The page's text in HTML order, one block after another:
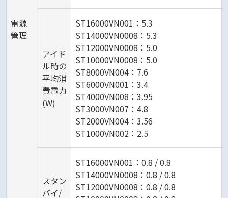
電源
管理
アイド
ル時の
平均消
費電力
(W)
ST16000VN001：5.3
ST14000VN0008：5.3
ST12000VN0008：5.0
ST10000VN0008：5.0
ST8000VN004：7.6
ST6000VN001：3.4
ST4000VN008：3.95
ST3000VN007：4.8
ST2000VN004：3.56
ST1000VN002：2.5
スタン
バイ/
ST16000VN001：0.8 / 0.8
ST14000VN0008：0.8 / 0.8
ST12000VN0008：0.8 / 0.8